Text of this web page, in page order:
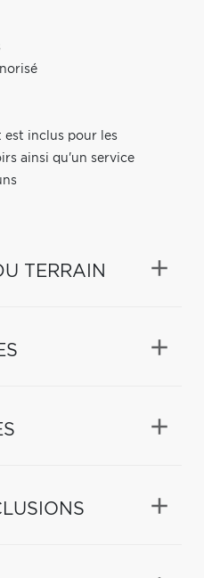
est inclus pour les
ainsi qu'un service
TERRAIN